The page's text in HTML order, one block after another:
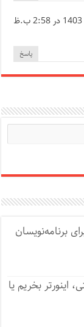
پاسخ
برنامه‌نویسان
بخریم یا